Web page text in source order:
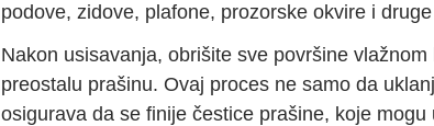
podove, zidove, plafone, prozorske okvire i
Nakon usisavanja, obrišite sve površine
preostalu prašinu. Ovaj proces ne samo da
osigurava da se finije čestice prašine, koje